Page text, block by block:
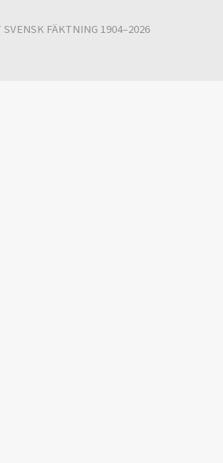
SVENSK FÄKTNING 1904–2026